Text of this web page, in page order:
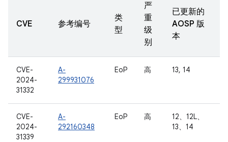
CVE 参考编号
类
型
严
重
级
别
已更新的
AOSP 版
本
CVE-
2024-
31332
A-
299931076
EoP 高 13, 14
CVE-
2024-
31339
A-
292160348
EoP 高
12、12L、
13、14